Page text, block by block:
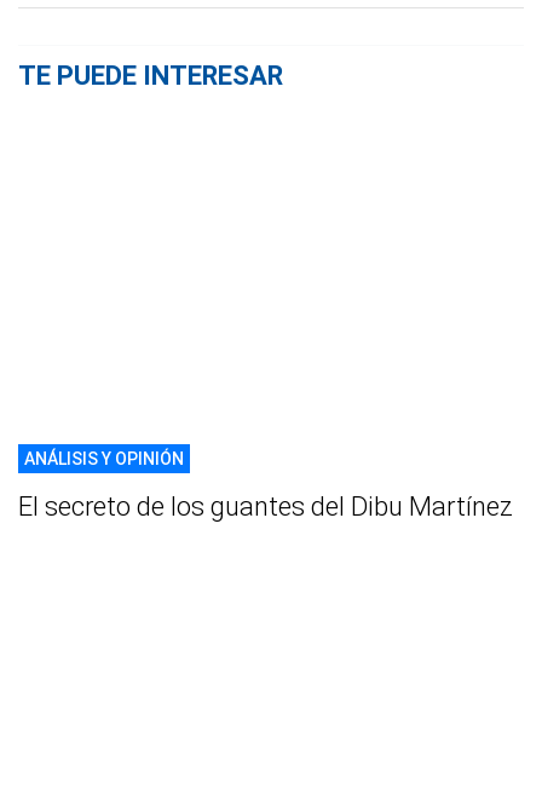
TE PUEDE INTERESAR
ANÁLISIS Y OPINIÓN
El secreto de los guantes del Dibu Martínez